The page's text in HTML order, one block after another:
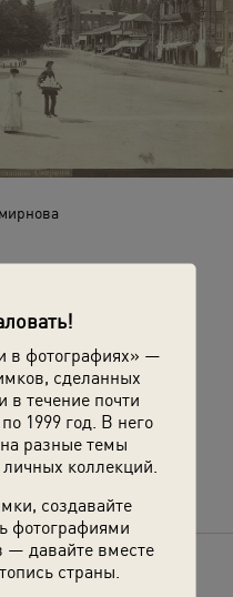
в фотографиях» —
сделанных
в течение почти
1999 год. В него
разные темы
коллекций.
создавайте
фотографиями
— давайте вместе
страны.
Воды: Кисловодск,
об этом фото